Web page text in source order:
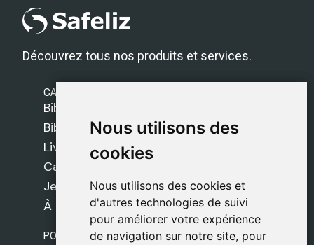
Nous utilisons des
cookies
Nous utilisons des cookies et
d'autres technologies de suivi
pour améliorer votre expérience
de navigation sur notre site, pour
Nous utilisons des
cookies
Nous utilisons des cookies et
d'autres technologies de suivi
pour améliorer votre expérience
de navigation sur notre site, pour
Découvrez tous nos produits et services.
CATÉGORIES
Bibles Safeliz
Bibles
Livres
Cadeaux
Jeux
À propos de nous
POLITIQUES